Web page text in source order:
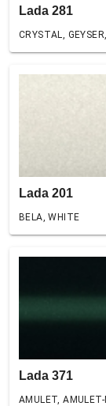
Lada 281
CRYSTAL,
Lada 201
BELA, WHITE
Lada 371
AMULET,